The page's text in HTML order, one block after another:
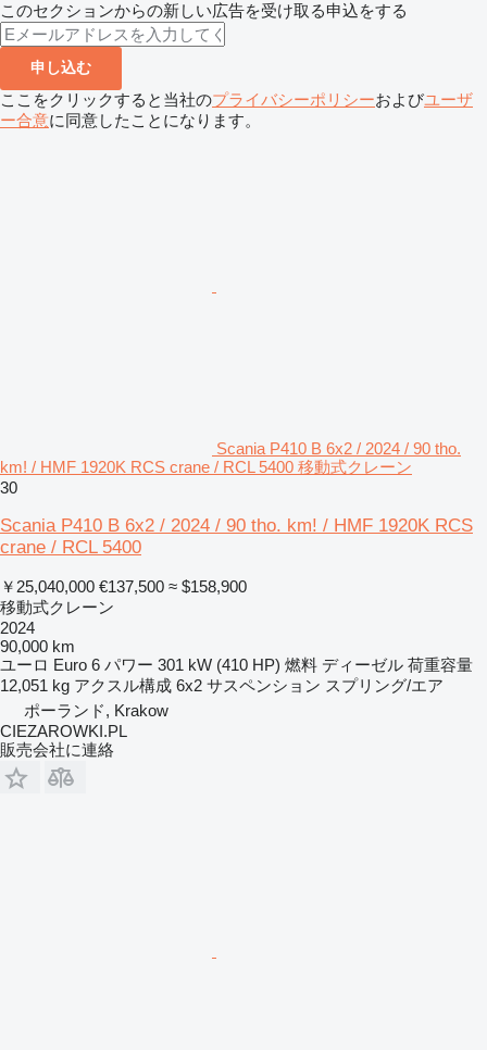
このセクションからの新しい広告を受け取る申込をする
申し込む
ここをクリックすると当社のプライバシーポリシーおよびユーザ
ー合意に同意したことになります。
Scania P410 B 6x2 / 2024 / 90 tho.
km! / HMF 1920K RCS crane / RCL 5400 移動式クレーン
30
Scania P410 B 6x2 / 2024 / 90 tho. km! / HMF 1920K RCS
crane / RCL 5400
￥25,040,000 €137,500 ≈ $158,900
移動式クレーン
2024
90,000 km
ユーロ Euro 6 パワー 301 kW (410 HP) 燃料 ディーゼル 荷重容量
12,051 kg アクスル構成 6x2 サスペンション スプリング/エア
ポーランド, Krakow
CIEZAROWKI.PL
販売会社に連絡